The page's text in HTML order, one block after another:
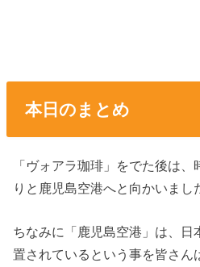
本日のまとめ
「ヴォアラ珈琲」をでた後は、
りと鹿児島空港へと向かいまし
ちなみに「鹿児島空港」は、日
置されているという事を皆さん